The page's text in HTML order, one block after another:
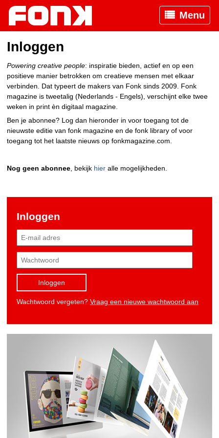
Menu
Inloggen
Powering creative people: inspiratie bieden, actief en op een
positieve manier betrokken om creatieve mensen met elkaar
verbinden. Dat typeert de makers van Fonk sinds 2009. Fonk
magazine is tweetalig (Nederlands - Engels), verschijnt elke twee
weken in print èn digitaal magazine.
Ben je abonnee? Log dan hieronder in voor toegang tot de
nieuwste editie van fonk magazine en de fonk library of voor
toegang tot het laatste nieuws op fonkmagazine.com.
Nog geen abonnee , bekijk hier alle mogelijkheden.
Inloggen
Inloggen
Wachtwoord vergeten? Vraag een nieuwe wachtwoord aan